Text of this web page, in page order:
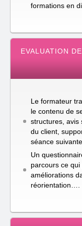
formations en
EVALUATION
Le formateur
le contenu de
structures, avis
du client,
séance suivante.
Un
parcours ce qui
améliorations
réorientation….